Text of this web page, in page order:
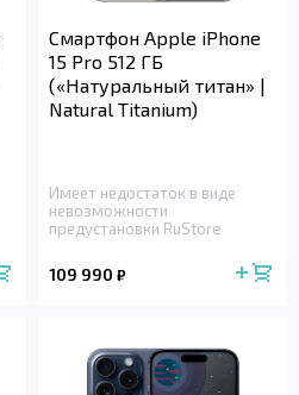
Смартфон Apple iPhone
15 Pro 512 ГБ
(«Натуральный титан» |
Natural Titanium)
Имеет недостаток в виде
невозможности
предустановки RuStore
109 990 ₽